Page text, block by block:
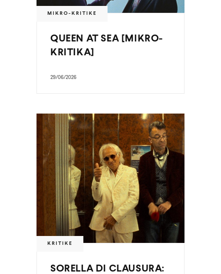
MIKRO-KRITIKE
QUEEN AT SEA [MIKRO-
KRITIKA]
29/06/2026
KRITIKE
SORELLA DI CLAUSURA: